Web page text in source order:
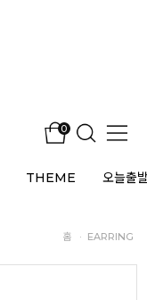
0
THEME 오늘출
홈 · EARRING